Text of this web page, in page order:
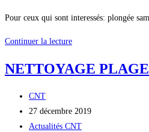
Pour ceux qui sont interessés: plongée
Continuer la lectureQUESTEMBERT
première
NETTOYAGE
Auteur/autrice
de
la
CNT
Publication
publiée :
27 décembre 2019
Post
Actualités CNT